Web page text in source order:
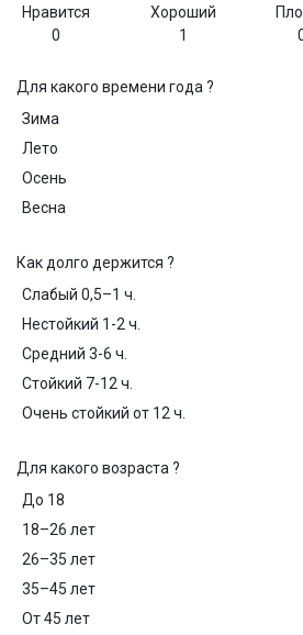
Нравится
0
Хороший
1
Для какого времени года ?
Зима
Лето
Осень
Весна
Как долго держится ?
Слабый 0,5–1 ч.
Нестойкий 1-2 ч.
Средний 3-6 ч.
Стойкий 7-12 ч.
Очень стойкий от 12 ч.
Для какого возраста ?
До 18
18–26 лет
26–35 лет
35–45 лет
От 45 лет